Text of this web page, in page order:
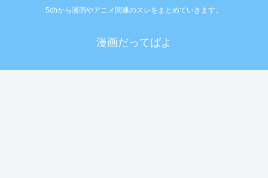
5chから漫画やアニメ関連のスレをまとめていきます。
漫画だってばよ